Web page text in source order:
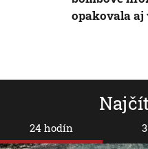
24 hodín
opakovala aj